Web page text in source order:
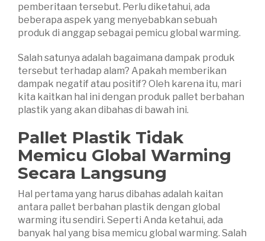
pemberitaan tersebut. Perlu diketahui, ada
beberapa aspek yang menyebabkan sebuah
produk di anggap sebagai pemicu global warming.
Salah satunya adalah bagaimana dampak produk
tersebut terhadap alam? Apakah memberikan
dampak negatif atau positif? Oleh karena itu, mari
kita kaitkan hal ini dengan produk pallet berbahan
plastik yang akan dibahas di bawah ini.
Pallet Plastik Tidak
Memicu Global Warming
Secara Langsung
Hal pertama yang harus dibahas adalah kaitan
antara pallet berbahan plastik dengan global
warming itu sendiri. Seperti Anda ketahui, ada
banyak hal yang bisa memicu global warming. Salah